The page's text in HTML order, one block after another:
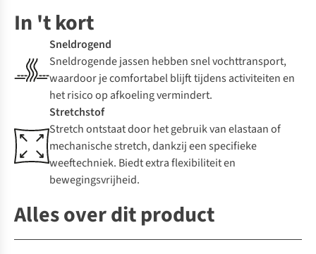
In 't kort
Sneldrogend
Sneldrogende jassen hebben snel vochttransport,
waardoor je comfortabel blijft tijdens activiteiten en
het risico op afkoeling vermindert.
Stretchstof
Stretch ontstaat door het gebruik van elastaan of
mechanische stretch, dankzij een specifieke
weeftechniek. Biedt extra flexibiliteit en
bewegingsvrijheid.
Alles over dit product